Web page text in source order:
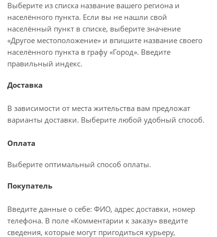
Выберите из списка название вашего региона и
населённого пункта. Если вы не нашли свой
населённый пункт в списке, выберите значение
«Другое местоположение» и впишите название своего
населённого пункта в графу «Город». Введите
правильный индекс.
Доставка
В зависимости от места жительства вам предложат
варианты доставки. Выберите любой удобный способ.
Оплата
Выберите оптимальный способ оплаты.
Покупатель
Введите данные о себе: ФИО, адрес доставки, номер
телефона. В поле «Комментарии к заказу» введите
сведения, которые могут пригодиться курьеру,